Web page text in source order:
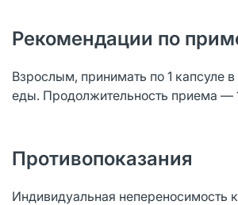
Рекомендации по
Взрослым, принимать по 1 капсуле
еды. Продолжительность приема —
Противопоказания
Индивидуальная непереносимость